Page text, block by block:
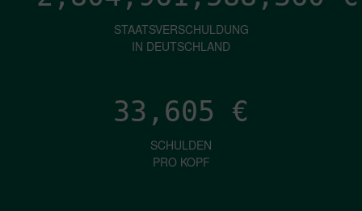
STAATSVERSCHULDUNG
IN DEUTSCHLAND
33,605 €
SCHULDEN
PRO KOPF